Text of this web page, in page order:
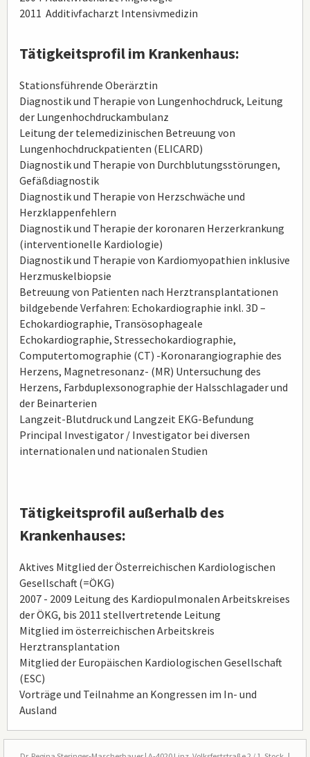
2011 Additivfacharzt Intensivmedizin
Tätigkeitsprofil im Krankenhaus:
Stationsführende Oberärztin
Diagnostik und Therapie von Lungenhochdruck, Leitung
der Lungenhochdruckambulanz
Leitung der telemedizinischen Betreuung von
Lungenhochdruckpatienten (ELICARD)
Diagnostik und Therapie von Durchblutungsstörungen,
Gefäßdiagnostik
Diagnostik und Therapie von Herzschwäche und
Herzklappenfehlern
Diagnostik und Therapie der koronaren Herzerkrankung
(interventionelle Kardiologie)
Diagnostik und Therapie von Kardiomyopathien inklusive
Herzmuskelbiopsie
Betreuung von Patienten nach Herztransplantationen
bildgebende Verfahren: Echokardiographie inkl. 3D –
Echokardiographie, Transösophageale
Echokardiographie, Stressechokardiographie,
Computertomographie (CT) -Koronarangiographie des
Herzens, Magnetresonanz- (MR) Untersuchung des
Herzens, Farbduplexsonographie der Halsschlagader und
der Beinarterien
Langzeit-Blutdruck und Langzeit EKG-Befundung
Principal Investigator / Investigator bei diversen
internationalen und nationalen Studien
Tätigkeitsprofil außerhalb des
Krankenhauses:
Aktives Mitglied der Österreichischen Kardiologischen
Gesellschaft (=ÖKG)
2007 - 2009 Leitung des Kardiopulmonalen Arbeitskreises
der ÖKG, bis 2011 stellvertretende Leitung
Mitglied im österreichischen Arbeitskreis
Herztransplantation
Mitglied der Europäischen Kardiologischen Gesellschaft
(ESC)
Vorträge und Teilnahme an Kongressen im In- und
Ausland